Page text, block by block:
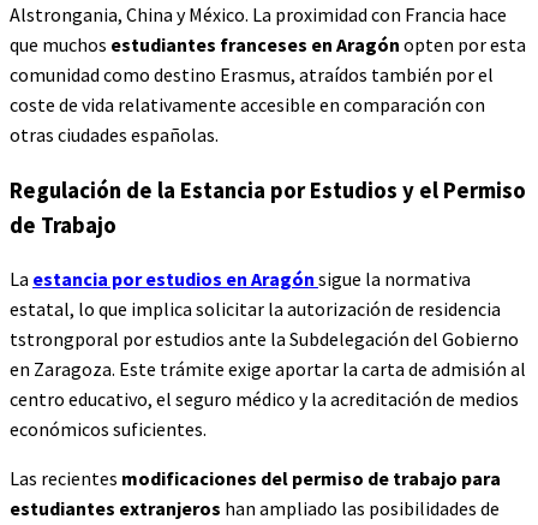
Alstrongania, China y México. La proximidad con Francia hace
que muchos estudiantes franceses en Aragón opten por esta
comunidad como destino Erasmus, atraídos también por el
coste de vida relativamente accesible en comparación con
otras ciudades españolas.
Regulación de la Estancia por Estudios y el Permiso
de Trabajo
La estancia por estudios en Aragón sigue la normativa
estatal, lo que implica solicitar la autorización de residencia
tstrongporal por estudios ante la Subdelegación del Gobierno
en Zaragoza. Este trámite exige aportar la carta de admisión al
centro educativo, el seguro médico y la acreditación de medios
económicos suficientes.
Las recientes modificaciones del permiso de trabajo para
estudiantes extranjeros han ampliado las posibilidades de